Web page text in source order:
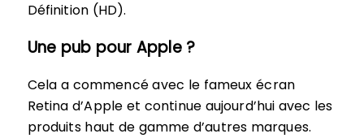
Définition (HD).
Une pub pour Apple ?
Cela a commencé avec le fameux écran
Retina d’Apple et continue aujourd’hui avec les
produits haut de gamme d’autres marques.